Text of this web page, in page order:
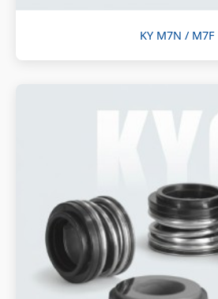
KY M7N / M7F